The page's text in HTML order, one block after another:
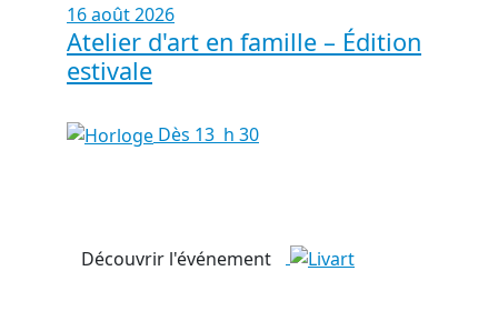
16 août 2026
Atelier d'art en famille – Édition
estivale
Dès 13 h 30
Découvrir l'événement